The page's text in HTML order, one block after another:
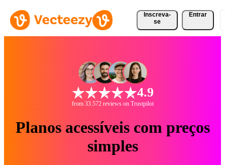
Inscreva-
se
Entrar
4.9
from 33.572 reviews on Trustpilot
Planos acessíveis com preços
simples